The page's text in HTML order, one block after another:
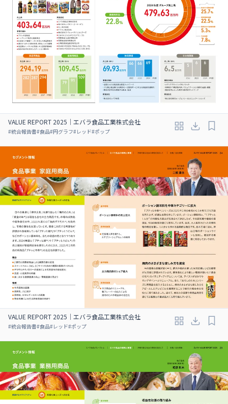
VALUE REPORT 2025｜エバラ食品工業株式会社
#統合報告書#食品#円グラフ#レッド#ポップ
VALUE REPORT 2025｜エバラ食品工業株式会社
#統合報告書#食品#レッド#ポップ